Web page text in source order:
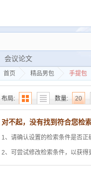
会议论文
首页 精品男包 手提包
布局: 数量: 20
置顶降序 价格
只查看: 热销 最新
对不起，没有找到符合您检
1、请确认设置的检索条件是否正
2、可尝试修改检索条件，以获得